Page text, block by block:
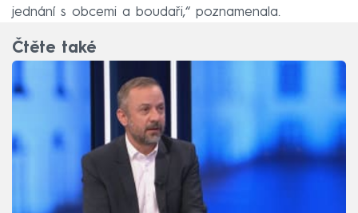
jednání s obcemi a boudaři,“ poznamenala.
Čtěte také